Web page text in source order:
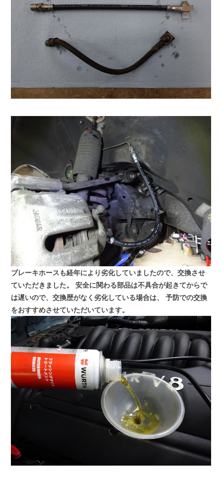
ブレーキホースも経年により劣化していましたので、交換させ
ていただきました。
安全に関わる部品は不具合が起きてからで
は遅いので、交換歴がなく劣化している場合は、
予防での交換
をおすすめさせていただいています。